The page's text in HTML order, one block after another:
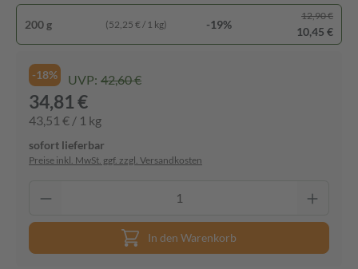
200 g (52,25 € / 1 kg) -19%
12,90 €
10,45 €
-18% UVP: 42,60 €
34,81 €
43,51 € / 1 kg
sofort lieferbar
Preise inkl. MwSt. ggf. zzgl. Versandkosten
In den Warenkorb